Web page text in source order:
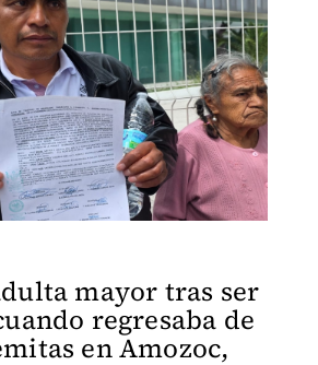
mayor tras ser
regresaba de
en Amozoc,